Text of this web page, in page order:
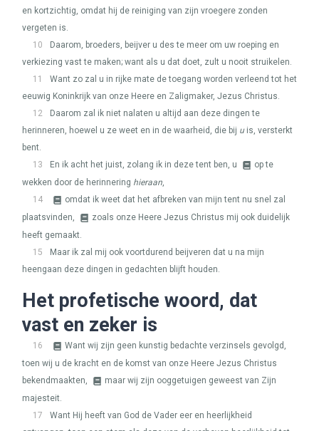
en kortzichtig, omdat hij de reiniging van zijn vroegere zonden
vergeten is.
10
Daarom, broeders, beijver u des te meer om uw roeping en
verkiezing vast te maken; want als u dat doet, zult u nooit struikelen.
11
Want zo zal u in rijke mate de toegang worden verleend tot het
eeuwig Koninkrijk van onze Heere en Zaligmaker, Jezus Christus.
12
Daarom zal ik niet nalaten u altijd aan deze dingen te
herinneren, hoewel u ze weet en in de waarheid, die bij uis, versterkt
bent.
13
En ik acht het juist, zolang ik in deze tent ben, u
op te
wekken door de herinnering hieraan,
14
omdat ik weet dat het afbreken van mijn tent nu snel zal
plaatsvinden,
zoals onze Heere Jezus Christus mij ook duidelijk
heeft gemaakt.
15
Maar ik zal mij ook voortdurend beijveren dat u na mijn
heengaan deze dingen in gedachten blijft houden.
Het profetische woord, dat
vast en zeker is
16
Want wij zijn geen kunstig bedachte verzinsels gevolgd,
toen wij u de kracht en de komst van onze Heere Jezus Christus
bekendmaakten,
maar wij zijn ooggetuigen geweest van Zijn
majesteit.
17
Want Hij heeft van God de Vader eer en heerlijkheid